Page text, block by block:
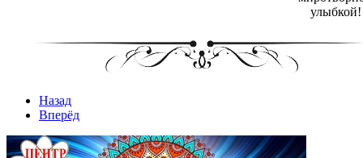
улыбкой!
Назад
Вперёд